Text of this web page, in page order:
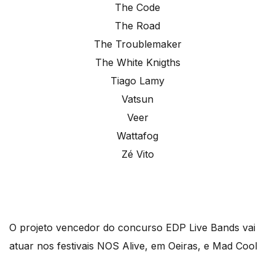
The Code
The Road
The Troublemaker
The White Knigths
Tiago Lamy
Vatsun
Veer
Wattafog
Zé Vito
O projeto vencedor do concurso EDP Live Bands vai
atuar nos festivais NOS Alive, em Oeiras, e Mad Cool